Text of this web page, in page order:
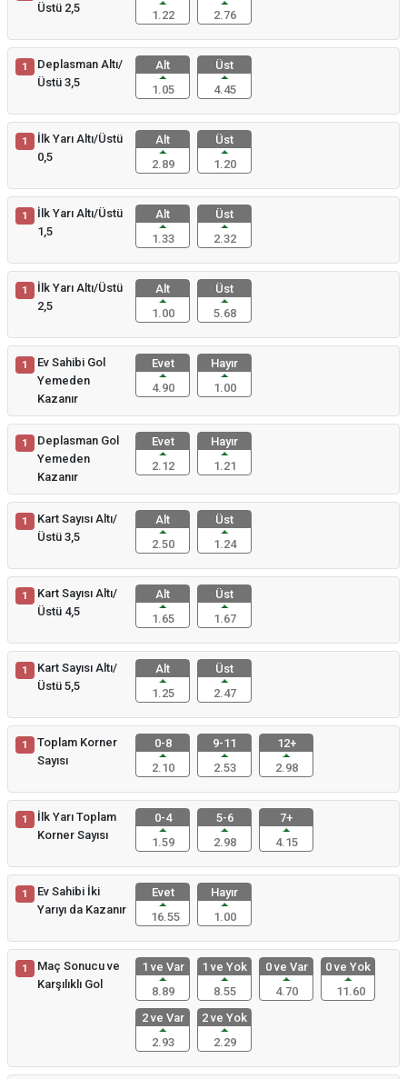
Üstü 2,5
1.22
2.76
1
Deplasman Altı/
Üstü 3,5
Alt
1.05
Üst
4.45
1
İlk Yarı Altı/Üstü
0,5
Alt
2.89
Üst
1.20
1
İlk Yarı Altı/Üstü
1,5
Alt
1.33
Üst
2.32
1
İlk Yarı Altı/Üstü
2,5
Alt
1.00
Üst
5.68
1
Ev Sahibi Gol
Yemeden
Kazanır
Evet
4.90
Hayır
1.00
1
Deplasman Gol
Yemeden
Kazanır
Evet
2.12
Hayır
1.21
1
Kart Sayısı Altı/
Üstü 3,5
Alt
2.50
Üst
1.24
1
Kart Sayısı Altı/
Üstü 4,5
Alt
1.65
Üst
1.67
1
Kart Sayısı Altı/
Üstü 5,5
Alt
1.25
Üst
2.47
1
Toplam Korner
Sayısı
0-8
2.10
9-11
2.53
12+
2.98
1
İlk Yarı Toplam
Korner Sayısı
0-4
1.59
5-6
2.98
7+
4.15
1
Ev Sahibi İki
Yarıyı da Kazanır
Evet
16.55
Hayır
1.00
1
Maç Sonucu ve
Karşılıklı Gol
1 ve Var
8.89
1 ve Yok
8.55
0 ve Var
4.70
0 ve Yok
11.60
2 ve Var
2.93
2 ve Yok
2.29